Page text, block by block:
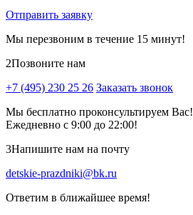
Отправить заявку
Мы перезвоним в течение 15 минут!
2Позвоните нам
+7 (495) 230 25 26 Заказать звонок
Мы бесплатно проконсультируем Вас!
Ежедневно с 9:00 до 22:00!
3Напишите нам на почту
detskie-prazdniki@bk.ru
Ответим в ближайшее время!